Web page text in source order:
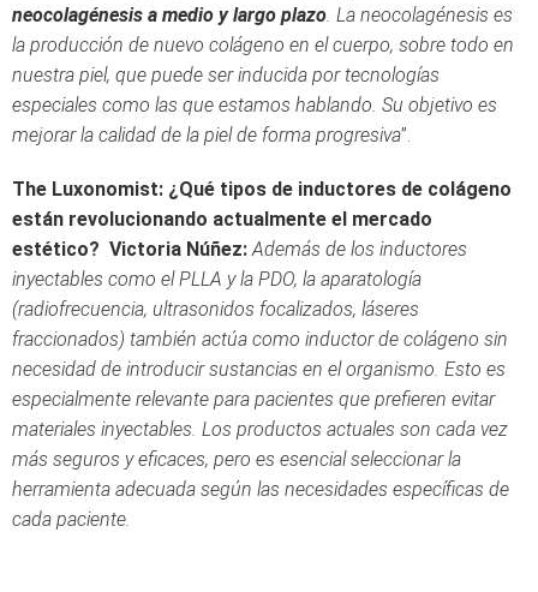
neocolagénesis a medio y largo plazo. La neocolagénesis es
la producción de nuevo colágeno en el cuerpo, sobre todo en
nuestra piel, que puede ser inducida por tecnologías
especiales como las que estamos hablando. Su objetivo es
mejorar la calidad de la piel de forma progresiva”.
The Luxonomist: ¿Qué tipos de inductores de colágeno
están revolucionando actualmente el mercado
estético? Victoria Núñez: Además de los inductores
inyectables como el PLLA y la PDO, la aparatología
(radiofrecuencia, ultrasonidos focalizados, láseres
fraccionados) también actúa como inductor de colágeno sin
necesidad de introducir sustancias en el organismo. Esto es
especialmente relevante para pacientes que prefieren evitar
materiales inyectables. Los productos actuales son cada vez
más seguros y eficaces, pero es esencial seleccionar la
herramienta adecuada según las necesidades específicas de
cada paciente.